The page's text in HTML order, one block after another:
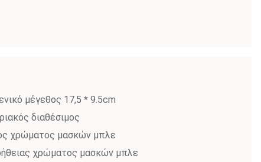
μέγεθος 17,5 * 9.5cm
διαθέσιμος
χρώματος μασκών μπλε
χρώματος μασκών μπλε